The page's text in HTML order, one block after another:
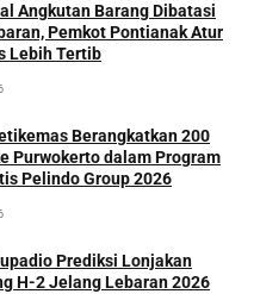
Angkutan Barang Dibatasi
Pemkot Pontianak Atur
Lebih Tertib
Berangkatkan 200
Purwokerto dalam Program
Pelindo Group 2026
Prediksi Lonjakan
H-2 Jelang Lebaran 2026